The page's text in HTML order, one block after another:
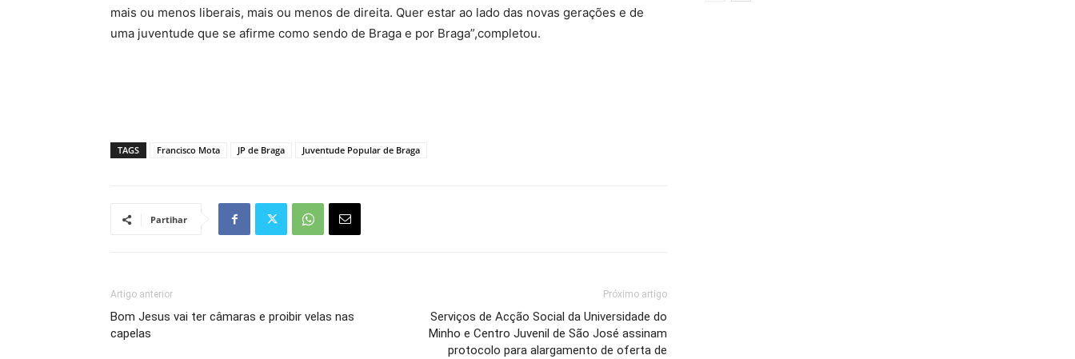
mais ou menos liberais, mais ou menos de direita. Quer estar ao lado das novas gerações e de
uma juventude que se afirme como sendo de Braga e por Braga”,completou.
TAGS Francisco Mota JP de Braga Juventude Popular de Braga
Partihar
Artigo anterior
Bom Jesus vai ter câmaras e proibir velas nas
capelas
Próximo artigo
Serviços de Acção Social da Universidade do
Minho e Centro Juvenil de São José assinam
protocolo para alargamento de oferta de